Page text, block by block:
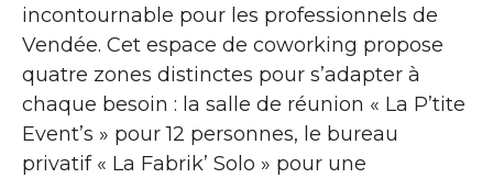
incontournable pour les professionnels de
Vendée. Cet espace de coworking propose
quatre zones distinctes pour s’adapter à
chaque besoin : la salle de réunion « La P’tite
Event’s » pour 12 personnes, le bureau
privatif « La Fabrik’ Solo » pour une